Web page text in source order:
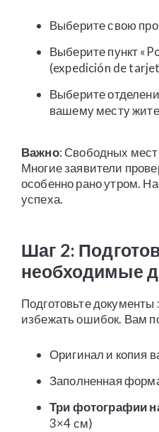
Выберите свою
Выберите пункт
(expedición de
Выберите
вашему месту
Важно: Свободных
Многие заявители
особенно рано утром.
успеха.
Шаг 2:
необходимые
Подготовьте документы
избежать ошибок. Вам
Оригинал и копия
Заполненная
Три фотографии
3×4 см)